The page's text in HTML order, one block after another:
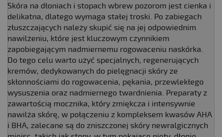
Skóra na dłoniach i stopach wbrew pozorom jest cienka i
delikatna, dlatego wymaga stałej troski. Po zabiegach
złuszczających należy skupić się na jej odpowiednim
nawilżeniu, które jest kluczowym czynnikiem
zapobiegającym nadmiernemu rogowaceniu naskórka.
Do tego celu warto użyć specjalnych, regenerujących
kremów, dedykowanych do pielęgnacji skóry ze
skłonnościami do rogowacenia, pękania, przewlekłego
wysuszenia oraz nadmiernego twardnienia. Preparaty z
zawartością mocznika, który zmiękcza i intensywnie
nawilża skórę, w połączeniu z kompleksem kwasów AHA
i BHA, zalecane są do zniszczonej skóry newralgicznych